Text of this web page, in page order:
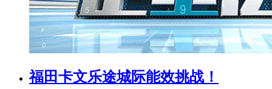
福田卡文乐途城际能效挑战！